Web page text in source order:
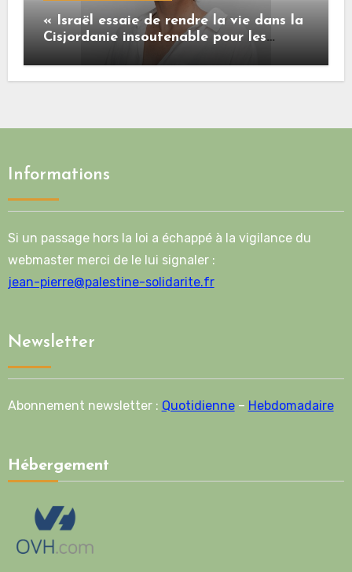
« Israël essaie de rendre la vie dans la
Cisjordanie insoutenable pour les
Informations
Si un passage hors la loi a échappé à la vigilance du
webmaster merci de le lui signaler :
jean-pierre@palestine-solidarite.fr
Newsletter
Abonnement newsletter : Quotidienne– Hebdomadaire
Hébergement